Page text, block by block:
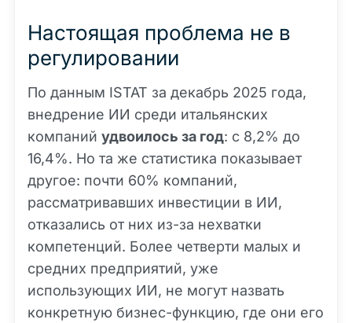
Настоящая проблема не в
регулировании
По данным ISTAT за декабрь 2025 года,
внедрение ИИ среди итальянских
компаний удвоилось за год: с 8,2% до
16,4%. Но та же статистика показывает
другое: почти 60% компаний,
рассматривавших инвестиции в ИИ,
отказались от них из-за нехватки
компетенций. Более четверти малых и
средних предприятий, уже
использующих ИИ, не могут назвать
конкретную бизнес-функцию, где они его